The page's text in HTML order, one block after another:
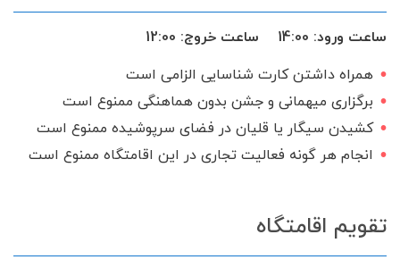
ساعت ورود: 14:00 ساعت خروج: 12:00
همراه داشتن کارت شناسایی الزامی است
برگزاری میهمانی و جشن بدون هماهنگی ممنوع است
کشیدن سیگار یا قلیان در فضای سرپوشیده ممنوع است
انجام هر گونه فعالیت تجاری در این اقامتگاه ممنوع است
تقویم اقامتگاه